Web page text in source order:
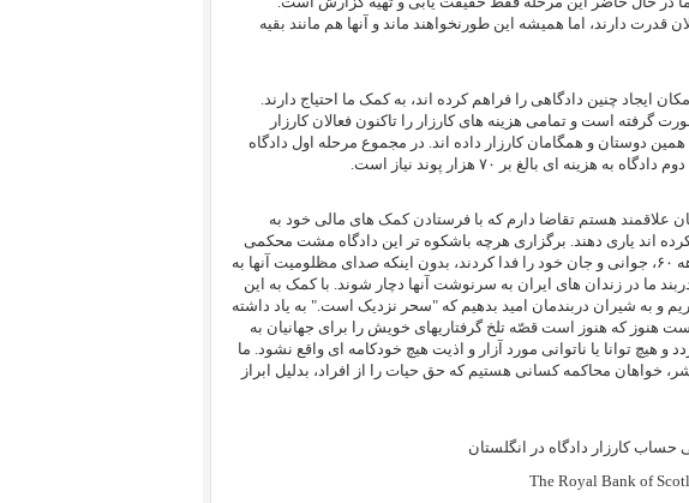
دارند، اما همیشه این طورنخواهند ماند و آنها هم مانند بقیه
ایجاد چنین دادگاهی را فراهم کرده اند، به کمک ما احتیاج دارند.
است و تمامی هزینه های کارزار را تاکنون فعالان کارزار
دوستان و همگامان کارزار داده اند. در مجموع مرحله اول دادگاه
علاقمند هستم تقاضا دارم که با فرستادن کمک های مالی خود به
اند یاری دهند. برگزاری هرچه باشکوه تر این دادگاه مشت محکمی
است بر دهان نظام جمهوری اسلامی. جانباخته گان دهه ۶۰، جوانی و جان خود را فدا کردند، بدون اینکه صدای مظلومیت آنها به
نگذاریم که در سال ۹۱ فرزندآن دربند ما در زندان های ایران به سرنوشت آنها دچار شوند. با کمک به این
و به شیران دربندمان امید بدهیم که "سحر نزدیک است." به یاد داشته
هنوز که هنوز است قصّه تلخ گرفتاریهای خویش را برای جهانیان به
و هیچ توانا یا ناتوانی مورد آزار و اذیت هیچ خودکامه ای واقع نشود. ما
محاکمه کسانی هستیم که حق حیات را از افراد، بدلیل ابراز
کارزار دادگاه در انگلستان
The Royal Bank of